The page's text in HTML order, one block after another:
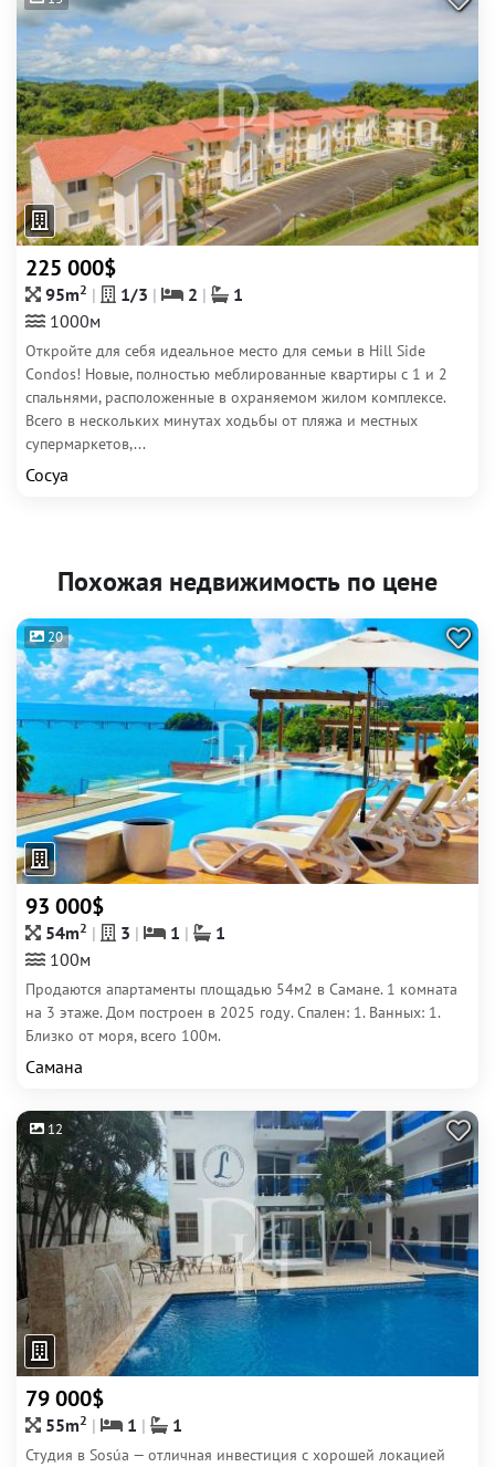
225 000$
95m2 1/3 2
1
1000м
Откройте для себя идеальное место для семьи в Hill Side
Condos! Новые, полностью меблированные квартиры с 1 и 2
спальнями, расположенные в охраняемом жилом комплексе.
Всего в нескольких минутах ходьбы от пляжа и местных
супермаркетов,...
Сосуа
Похожая недвижимость по цене
20
93 000$
54m2 3 1
1
100м
Продаются апартаменты площадью 54м2 в Самане. 1 комната
на 3 этаже. Дом построен в 2025 году. Спален: 1. Ванных: 1.
Близко от моря, всего 100м.
Самана
12
79 000$
55m2 1 1
Студия в Sosúa — отличная инвестиция с хорошей локацией